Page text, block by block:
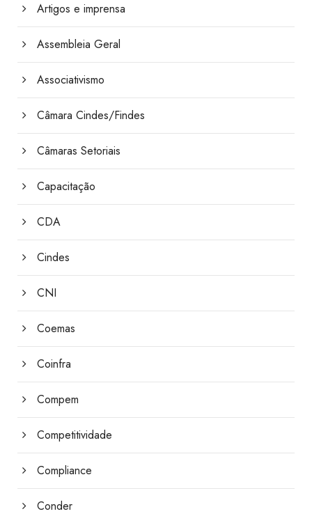
Artigos e imprensa
Assembleia Geral
Associativismo
Câmara Cindes/Findes
Câmaras Setoriais
Capacitação
CDA
Cindes
CNI
Coemas
Coinfra
Compem
Competitividade
Compliance
Conder